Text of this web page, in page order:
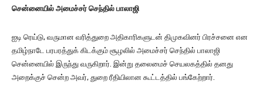
சென்னையில் அமைச்சர் செந்தில் பாலாஜி
ஐடி ரெய்டு, வருமான வரித்துறை அதிகாரிகளுடன் திமுகவினர் பிரச்சனை என
தமிழ்நாடே பரபரத்துக் கிடக்கும் சூழலில் அமைச்சர் செந்தில் பாலாஜி
சென்னையில் இருந்து வருகிறார். இன்று தலைமைச் செயலகத்தில் தனது
அறைக்குச் சென்ற அவர், துறை ரீதியிலான கூட்டத்தில் பங்கேற்றார்.